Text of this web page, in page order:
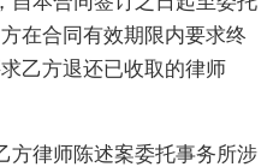
在合同有效期限内要求终
乙方退还已收取的律师
方律师陈述案委托事务所涉